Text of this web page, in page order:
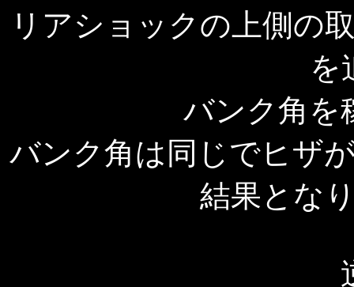
リアショックの上側の
を
バンク角を
バンク角は同じでヒザ
結果とな